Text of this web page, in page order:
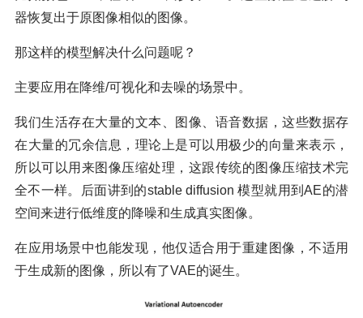
器恢复出于原图像相似的图像。
那这样的模型解决什么问题呢？
主要应用在降维/可视化和去噪的场景中。
我们生活存在大量的文本、图像、语音数据，这些数据存
在大量的冗余信息，理论上是可以用极少的向量来表示，
所以可以用来图像压缩处理，这跟传统的图像压缩技术完
全不一样。后面讲到的stable diffusion 模型就用到AE的潜
空间来进行低维度的降噪和生成真实图像。
在应用场景中也能发现，他仅适合用于重建图像，不适用
于生成新的图像，所以有了VAE的诞生。